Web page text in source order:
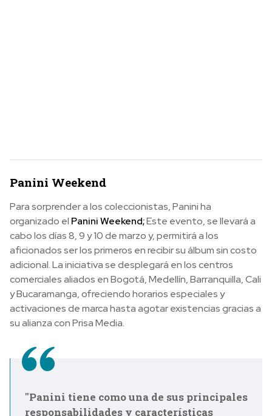
Panini Weekend
Para sorprender a los coleccionistas, Panini ha
organizado el Panini Weekend;Este evento, se llevará a
cabo los días 8, 9 y 10 de marzo y, permitirá a los
aficionados ser los primeros en recibir su álbum sin costo
adicional. La iniciativa se desplegará en los centros
comerciales aliados en Bogotá, Medellín, Barranquilla, Cali
y Bucaramanga, ofreciendo horarios especiales y
activaciones de marca hasta agotar existencias gracias a
su alianza con Prisa Media.
"Panini tiene como una de sus principales
responsabilidades y características